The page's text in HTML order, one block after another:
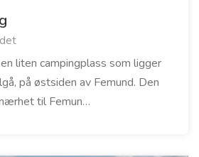
liten campingplass som ligger
på østsiden av Femund. Den
til Femun…